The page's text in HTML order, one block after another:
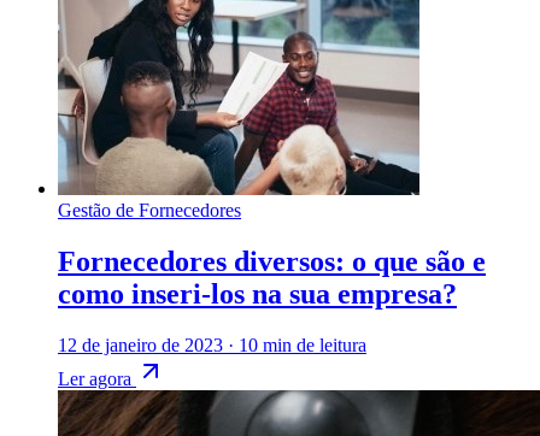
Gestão de Fornecedores
Fornecedores diversos: o que são e
como inseri-los na sua empresa?
12 de janeiro de 2023 · 10 min de leitura
Ler agora